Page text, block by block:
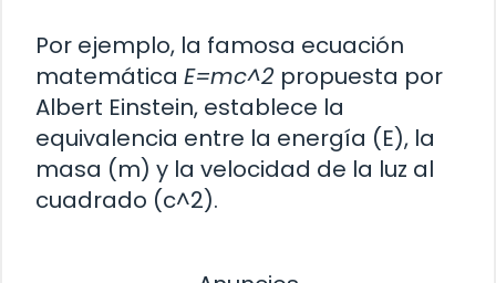
Por ejemplo, la famosa ecuación
matemática E=mc^2 propuesta por
Albert Einstein, establece la
equivalencia entre la energía (E), la
masa (m) y la velocidad de la luz al
cuadrado (c^2).